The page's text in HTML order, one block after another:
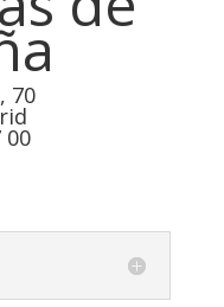
70
00